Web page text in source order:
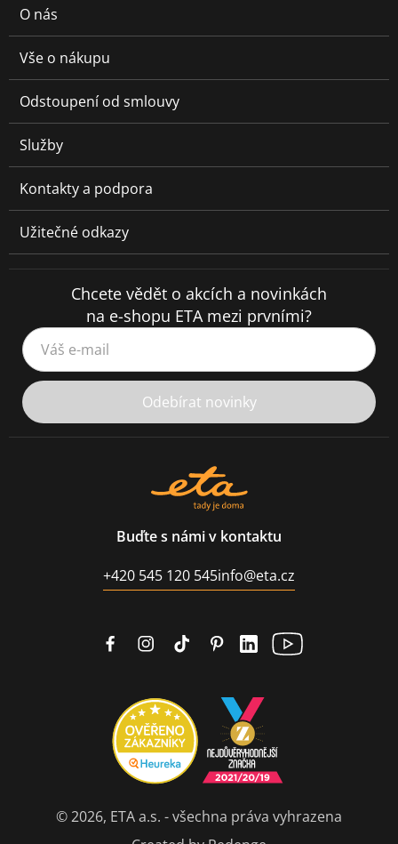
O nás
Vše o nákupu
Odstoupení od smlouvy
Služby
Kontakty a podpora
Užitečné odkazy
Chcete vědět o akcích a novinkách
na e-shopu ETA mezi prvními?
Váš e-mail
Odebírat novinky
Buďte s námi v kontaktu
+420 545 120 545info@eta.cz
© 2026, ETA a.s. - všechna práva vyhrazena